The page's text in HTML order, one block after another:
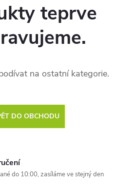
teprve
na ostatní kategorie.
DO OBCHODU
do 10:00, zasíláme ve stejný den